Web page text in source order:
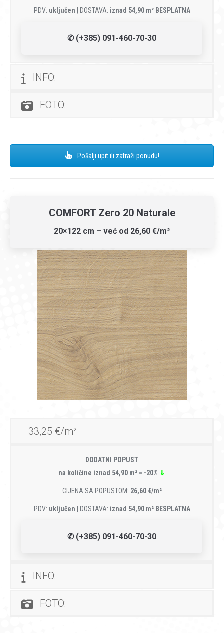
PDV: uključen | DOSTAVA: iznad 54,90 m² BESPLATNA
✆ (+385) 091-460-70-30
INFO:
FOTO:
Pošalji upit ili zatraži ponudu!
COMFORT Zero 20 Naturale
20×122 cm – već od 26,60 €/m²
33,25 €/m²
DODATNI POPUST
na količine iznad 54,90 m² = -20% ⇓
CIJENA SA POPUSTOM: 26,60 €/m²
PDV: uključen | DOSTAVA: iznad 54,90 m² BESPLATNA
✆ (+385) 091-460-70-30
INFO:
FOTO: